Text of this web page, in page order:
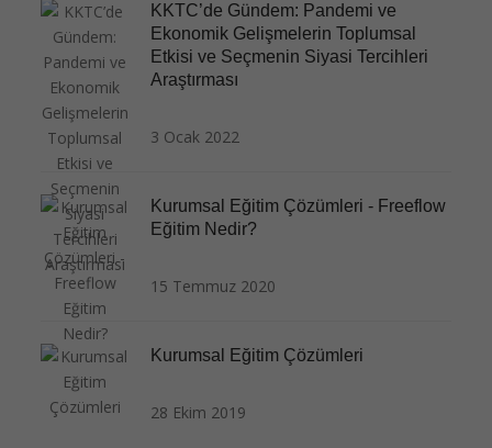
KKTC’de Gündem: Pandemi ve
Ekonomik Gelişmelerin Toplumsal
Etkisi ve Seçmenin Siyasi Tercihleri
Araştırması
3 Ocak 2022
Kurumsal Eğitim Çözümleri - Freeflow
Eğitim Nedir?
15 Temmuz 2020
Kurumsal Eğitim Çözümleri
28 Ekim 2019